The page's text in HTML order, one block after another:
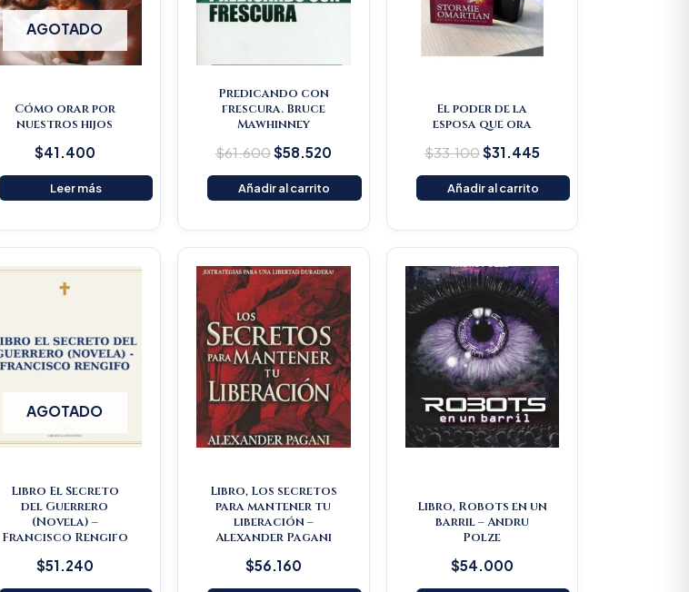
AGOTADO
Cómo orar por
nuestros hijos
$41.400
Leer más
Predicando con
frescura. Bruce
Mawhinney
$61.600$58.520
Añadir al carrito
El poder de la
esposa que ora
$33.100$31.445
Añadir al carrito
AGOTADO
Libro El Secreto
del Guerrero
(Novela) –
Francisco Rengifo
$51.240
Libro, Los secretos
para mantener tu
liberación –
Alexander Pagani
$56.160
Libro, Robots en un
barril – Andru
Polze
$54.000